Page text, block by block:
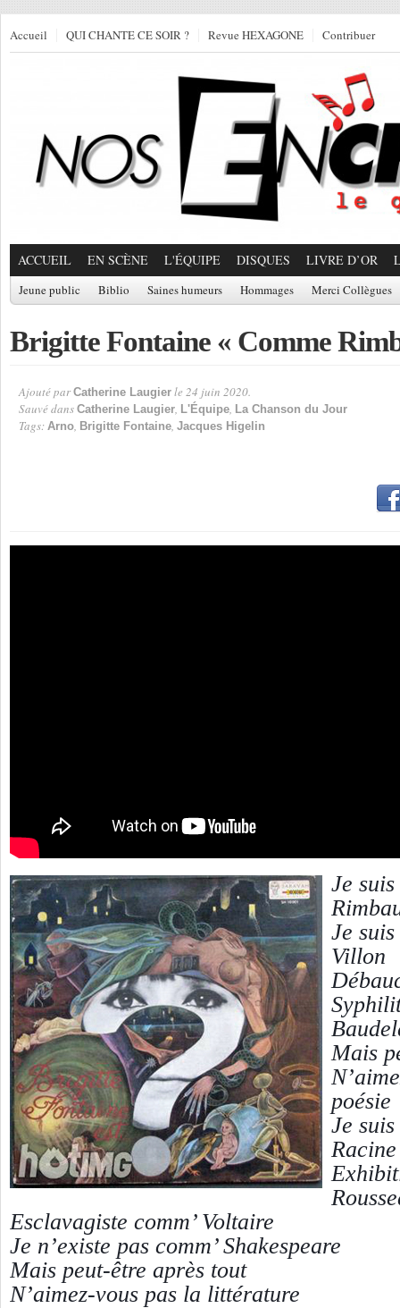
Accueil QUI CHANTE CE SOIR ? Revue HEXAGONE Contribuer
ACCUEIL EN SCÈNE L'ÉQUIPE DISQUES LIVRE D’OR
Jeune public Biblio Saines humeurs Hommages Merci Collègues
Brigitte Fontaine « Comme
Ajouté par Catherine Laugier le 24 juin 2020.
Sauvé dans Catherine Laugier, L'Équipe, La Chanson du Jour
Tags: Arno, Brigitte Fontaine, Jacques Higelin
Je
Je
Villon
Mais
poésie
Je suis
Racine
Esclavagiste comm’ Voltaire
Je n’existe pas comm’ Shakespeare
Mais peut-être après tout
N’aimez-vous pas la littérature